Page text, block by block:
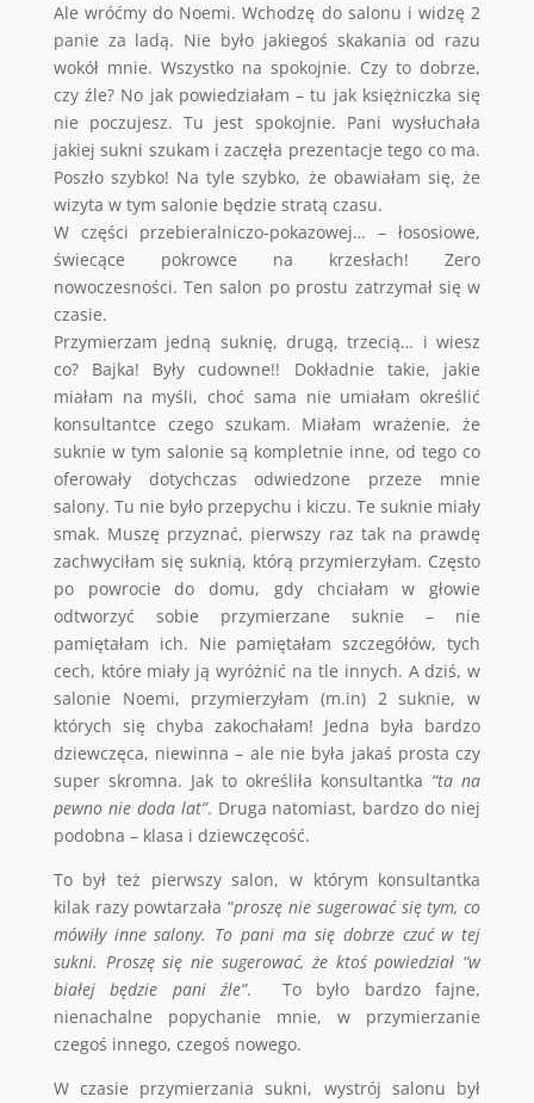
Ale wróćmy do Noemi. Wchodzę do salonu i widzę 2
panie za ladą. Nie było jakiegoś skakania od razu
wokół mnie. Wszystko na spokojnie. Czy to dobrze,
czy źle? No jak powiedziałam – tu jak księżniczka się
nie poczujesz. Tu jest spokojnie. Pani wysłuchała
jakiej sukni szukam i zaczęła prezentacje tego co ma.
Poszło szybko! Na tyle szybko, że obawiałam się, że
wizyta w tym salonie będzie stratą czasu.
W części przebieralniczo-pokazowej… – łososiowe,
świecące pokrowce na krzesłach! Zero
nowoczesności. Ten salon po prostu zatrzymał się w
czasie.
Przymierzam jedną suknię, drugą, trzecią… i wiesz
co? Bajka! Były cudowne!! Dokładnie takie, jakie
miałam na myśli, choć sama nie umiałam określić
konsultantce czego szukam. Miałam wrażenie, że
suknie w tym salonie są kompletnie inne, od tego co
oferowały dotychczas odwiedzone przeze mnie
salony. Tu nie było przepychu i kiczu. Te suknie miały
smak. Muszę przyznać, pierwszy raz tak na prawdę
zachwyciłam się suknią, którą przymierzyłam. Często
po powrocie do domu, gdy chciałam w głowie
odtworzyć sobie przymierzane suknie – nie
pamiętałam ich. Nie pamiętałam szczegółów, tych
cech, które miały ją wyróżnić na tle innych. A dziś, w
salonie Noemi, przymierzyłam (m.in) 2 suknie, w
których się chyba zakochałam! Jedna była bardzo
dziewczęca, niewinna – ale nie była jakaś prosta czy
super skromna. Jak to określiła konsultantka “ta na
pewno nie doda lat”. Druga natomiast, bardzo do niej
podobna – klasa i dziewczęcość.
To był też pierwszy salon, w którym konsultantka
kilak razy powtarzała “proszę nie sugerować się tym, co
mówiły inne salony. To pani ma się dobrze czuć w tej
sukni. Proszę się nie sugerować, że ktoś powiedział “w
białej będzie pani źle”. To było bardzo fajne,
nienachalne popychanie mnie, w przymierzanie
czegoś innego, czegoś nowego.
W czasie przymierzania sukni, wystrój salonu był